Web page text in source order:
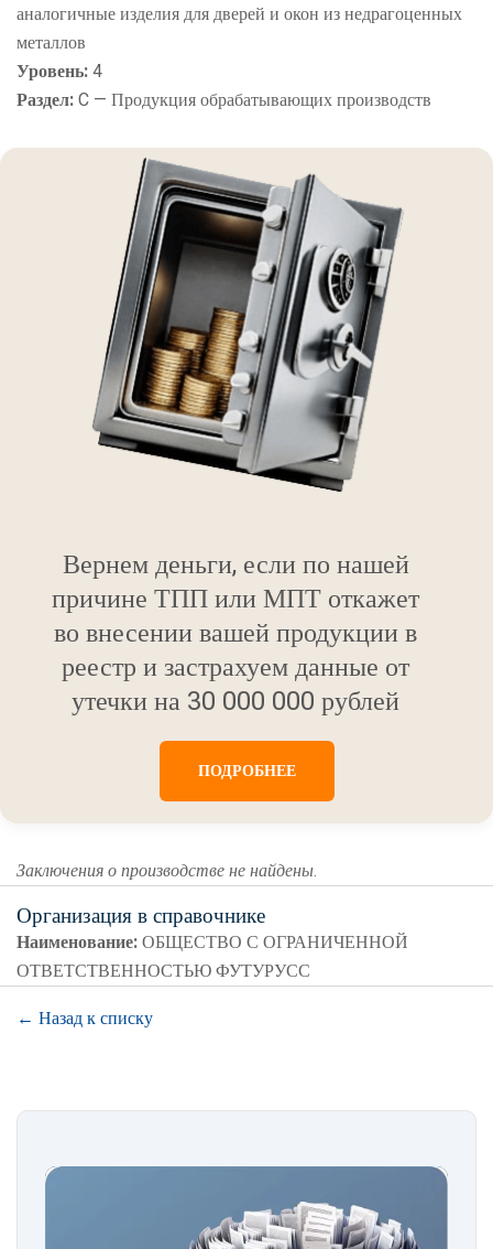
аналогичные изделия для дверей и окон из недрагоценных
металлов
Уровень:4
Раздел:C — Продукция обрабатывающих производств
Вернем деньги, если по нашей
причине ТПП или МПТ откажет
во внесении вашей продукции в
реестр и застрахуем данные от
утечки на 30 000 000 рублей
ПОДРОБНЕЕ
Заключения о производстве не найдены.
Организация в справочнике
Наименование:ОБЩЕСТВО С ОГРАНИЧЕННОЙ
ОТВЕТСТВЕННОСТЬЮ ФУТУРУСС
← Назад к списку